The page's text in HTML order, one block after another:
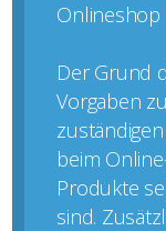
Onlineshop
Der Grund
Vorgaben
beim
Produkte
sind.